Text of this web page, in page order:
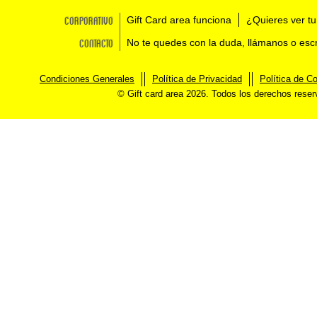
Corporativo Gift Card area funciona ¿Quieres ver
Contacto No te quedes con la duda, llámanos o
Condiciones Generales Política de Privacidad
Política de
© Gift card area 2026. Todos los derechos